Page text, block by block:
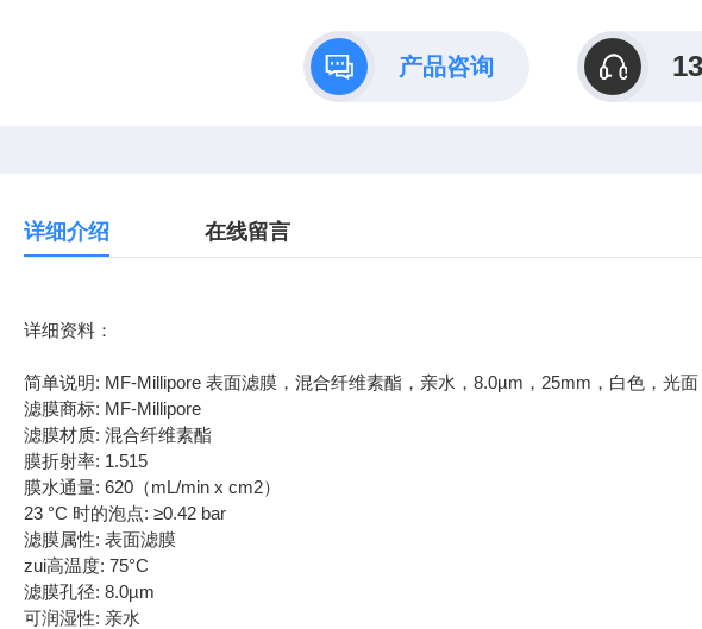
产品咨询
详细介绍 在线留言
详细资料：
简单说明: MF-Millipore 表面滤膜，混合纤维素酯，亲水，8.0µm，25mm，白色，光面
滤膜商标: MF-Millipore
滤膜材质: 混合纤维素酯
膜折射率: 1.515
膜水通量: 620（mL/min x cm2）
23 °C 时的泡点: ≥0.42 bar
滤膜属性: 表面滤膜
zui高温度: 75°C
滤膜孔径: 8.0µm
可润湿性: 亲水